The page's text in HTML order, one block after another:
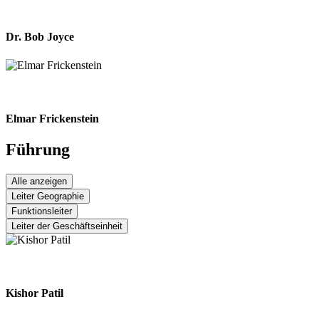
Dr. Bob Joyce
Elmar Frickenstein
Führung
Alle anzeigen
Leiter Geographie
Funktionsleiter
Leiter der Geschäftseinheit
Kishor Patil